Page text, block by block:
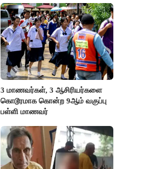
3 மாணவர்கள், 3 ஆசிரியர்களை
கொடூரமாக கொன்ற 9ஆம் வகுப்பு
பள்ளி மாணவர்